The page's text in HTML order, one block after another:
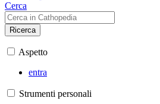
Cerca
Ricerca
Aspetto
entra
Strumenti personali